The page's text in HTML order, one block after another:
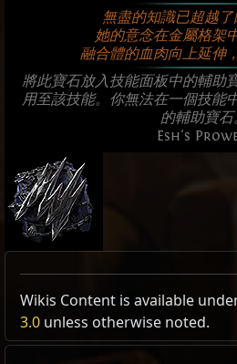
無盡的知識已超越了
她的意念在金屬格架
融合體的血肉向上延伸
將此寶石放入技能面板中的輔助
用至該技能。你無法在一個技能
的輔助寶石
Esh's
Allow Type: 閃電, 傷害
Excluded Type:
TW Realm Economy
Wiki
24h Value
Wikis Content is available
3.0 unless otherwise noted.